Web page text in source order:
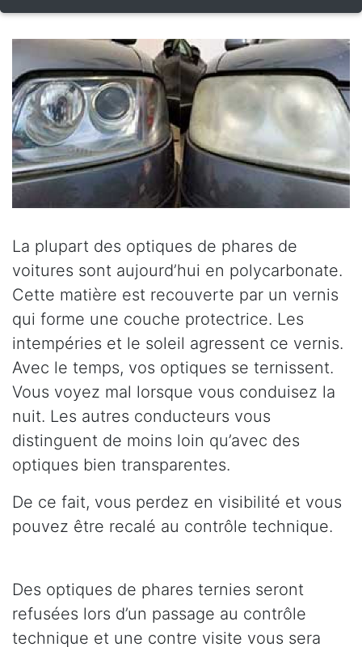
La plupart des optiques de phares de
voitures sont aujourd’hui en polycarbonate.
Cette matière est recouverte par un vernis
qui forme une couche protectrice. Les
intempéries et le soleil agressent ce vernis.
Avec le temps, vos optiques se ternissent.
Vous voyez mal lorsque vous conduisez la
nuit. Les autres conducteurs vous
distinguent de moins loin qu’avec des
optiques bien transparentes.
De ce fait, vous perdez en visibilité et vous
pouvez être recalé au contrôle technique.
Des optiques de phares ternies seront
refusées lors d’un passage au contrôle
technique et une contre visite vous sera